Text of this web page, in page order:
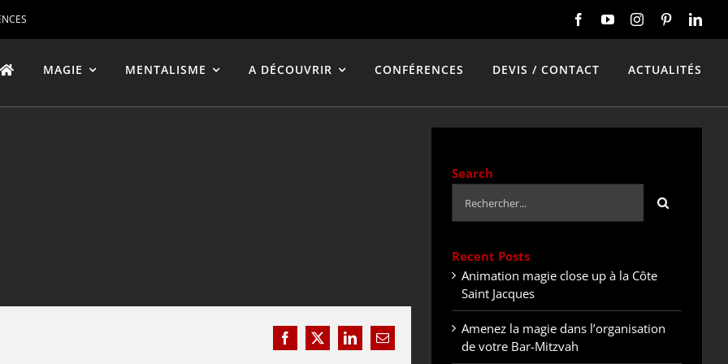
MAGIE MENTALISME A DÉCOUVRIR CONFÉRENCES DEVIS / CONTACT ACTUALITÉS
Facebook
X LinkedInEmail
Search
Recent Posts
Animation magie close up à la Côte
Saint Jacques
Amenez la magie dans l’organisation
de votre Bar-Mitzvah